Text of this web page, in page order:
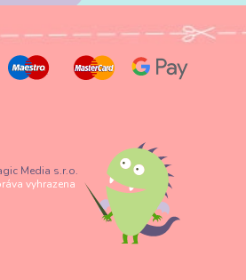
Media s.r.o.
vyhrazena